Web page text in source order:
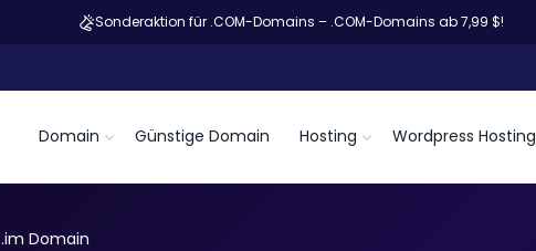
Sonderaktion für .COM-Domains – .COM-Domains ab 7,99 $!
Domain Günstige Domain Hosting Wordpress Hosting
.im Domain